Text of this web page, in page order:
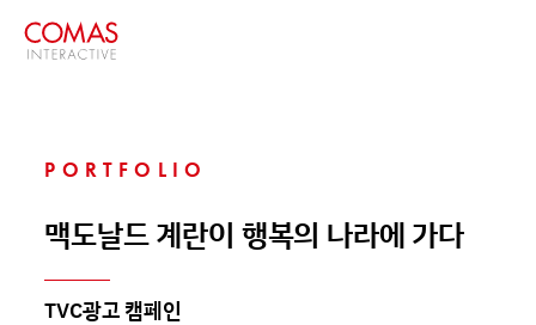
PORTFOLIO
맥도날드 계란이 행복의 나라에 가다
TVC광고 캠페인